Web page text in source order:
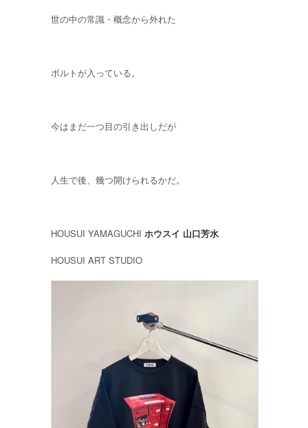
世の中の常識・概念から外れた
ボルトが入っている。
今はまだ一つ目の引き出しだが
人生で後、幾つ開けられるかだ。
HOUSUI YAMAGUCHI ホウスイ 山口芳水
HOUSUI ART STUDIO